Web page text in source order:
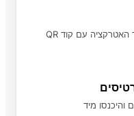
קבלו את הכרטיס האלקטרוני ליד האטרקציה עם קוד QR
והיכנסו מיד